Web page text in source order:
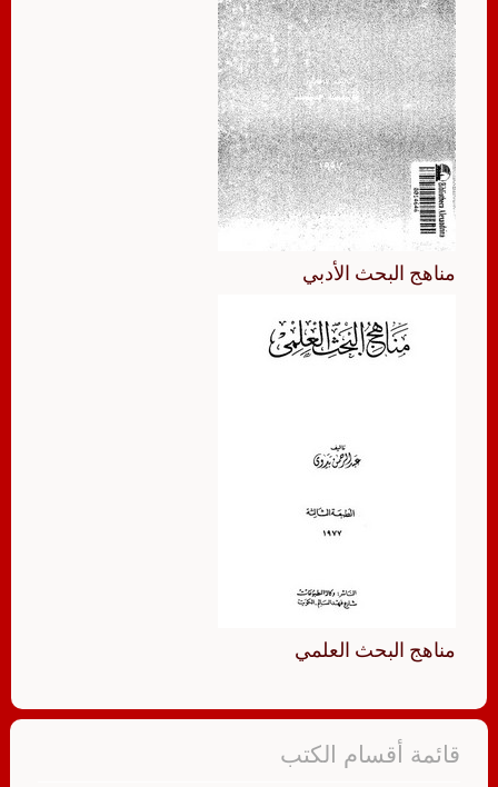
مناهج البحث الأدبي
مناهج البحث العلمي
قائمة أقسام الكتب